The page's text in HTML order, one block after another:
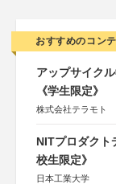
おすすめのコン
アップサイク
《学生限定》
株式会社テラモト
NITプロダクト
校生限定》
日本工業大学